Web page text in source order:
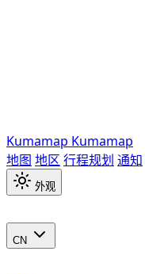
Kumamap Kumamap
地图 地区 行程规划 通知
外观
CN